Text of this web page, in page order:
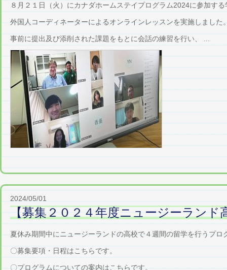
８月２１日（火）にカナダホームステイプログラム2024に参加す
外国人コーディネーターによるオンラインレッスンを実施しました
事前に提出及び添削された課題をもとに会話の練習を行い、 ...
2024/05/01
【募集２０２４年度ニュージーラン
夏休み期間中にニュージーランドの高校で４週間の留学を行うプロ
〇募集要項・日程はこちらです。
〇プログラムについての案内はこちらです。